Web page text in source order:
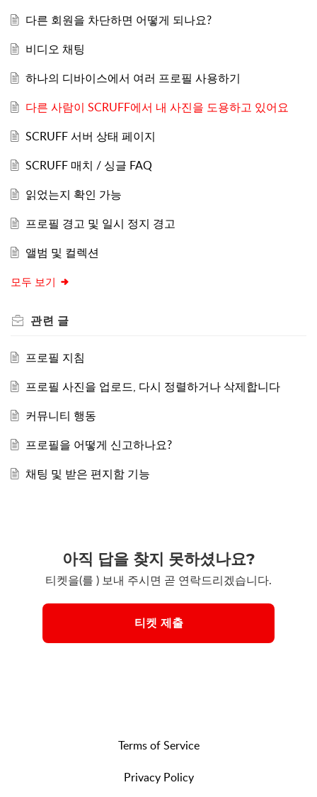
다른 회원을 차단하면 어떻게 되나요?
비디오 채팅
하나의 디바이스에서 여러 프로필 사용하기
다른 사람이 SCRUFF에서 내 사진을 도용하고 있어요
SCRUFF 서버 상태 페이지
SCRUFF 매치 / 싱글 FAQ
읽었는지 확인 가능
프로필 경고 및 일시 정지 경고
앨범 및 컬렉션
모두 보기
관련 글
프로필 지침
프로필 사진을 업로드, 다시 정렬하거나 삭제합니다
커뮤니티 행동
프로필을 어떻게 신고하나요?
채팅 및 받은 편지함 기능
아직 답을 찾지 못하셨나요?
티켓을(를 ) 보내 주시면 곧 연락드리겠습니다.
티켓 제출
Terms of Service
Privacy Policy